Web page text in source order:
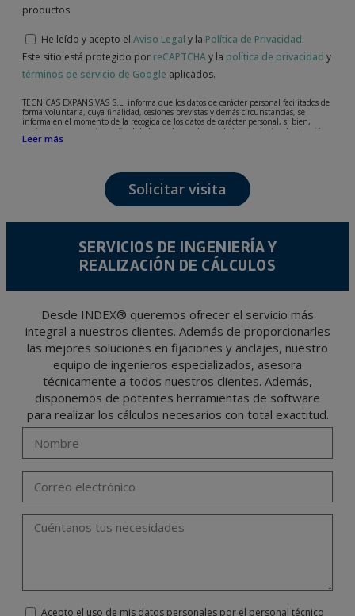
productos
He leído y acepto el Aviso Legal y la Política de Privacidad.
Este sitio está protegido por reCAPTCHAy la política de privacidad y
términos de servicio de Google aplicados.
TÉCNICAS EXPANSIVAS S.L. informa que los datos de carácter personal facilitados de
forma voluntaria, cuya finalidad, cesiones previstas y demás circunstancias, se
informa en el momento de la recogida de los datos de carácter personal, si bien,
según el caso concreto, su finalidad, puede ser alguna de las siguientes, la atención a
su solicitud, queja o duda planteada, mantenimiento de la relación establecida, la
Los datos incorporados a nuestros ficheros son absolutamente confidenciales y serán
tratados con la máxima confidencialidad y cumpliendo todos los requisitos que obliga
el Reglamento General de Protección de Datos (RGPD) de 27 de abril de 2016. Los
datos personales será aquel que marque la legislación vigente y siempre durante el
tiempo que medie en la prestación del servicio para el que fueron comunicados.
Se recomienda no enviar datos personales de nivel alto, según la legislación de
protección de datos, como pueden ser los relativos a salud, pues los mismos no viajan
responsabilidad.
El usuario podrá ejercer en cualquier momento sus derechos para acceder, rectificar,
oponerse, cancelarlos, limitar su tratamiento o solicitar su portabilidad con arreglo a
lo previsto en el Reglamento General de Protección de Datos (RGPD) de 27 de abril
de 2016 enviando una carta a su responsable de tratamiento: Valentín Gómez,
Gerente, junto con la fotocopia de su DNI, a TÉCNICAS EXPANSIVAS SL | P.I. La
Portalada II | c/ Segador 13, 26006 | Logroño (La Rioja) o a través de la dirección de
correo electrónicoinfo@indexfix.com .
Leer más
Solicitar visita
SERVICIOS DE INGENIERÍA Y
REALIZACIÓN DE CÁLCULOS
Desde INDEX® queremos ofrecer el servicio más
integral a nuestros clientes. Además de proporcionarles
las mejores soluciones en fijaciones y anclajes, nuestro
equipo de ingenieros especializados, asesora
técnicamente a todos nuestros clientes. Además,
disponemos de potentes herramientas de software
para realizar los cálculos necesarios con total exactitud.
Acepto el uso de mis datos personales por el personal técnico